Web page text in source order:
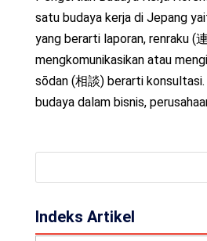
satu budaya kerja di Jepang
yang berarti laporan, renraku (
mengkomunikasikan atau
sōdan (相談) berarti
budaya dalam bisnis,
Indeks Artikel